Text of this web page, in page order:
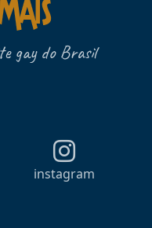
gay do Brasil
instagram